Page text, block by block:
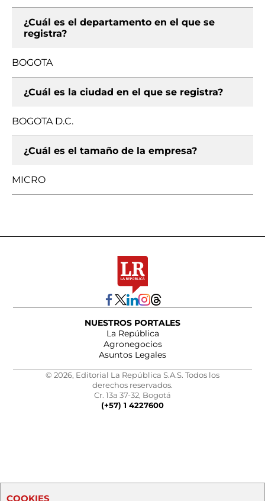
¿Cuál es el departamento en el que se
registra?
BOGOTA
¿Cuál es la ciudad en el que se registra?
BOGOTA D.C.
¿Cuál es el tamaño de la empresa?
MICRO
NUESTROS PORTALES
La República
Agronegocios
Asuntos Legales
© 2026, Editorial La República S.A.S. Todos los
derechos reservados.
Cr. 13a 37-32, Bogotá
(+57) 1 4227600
COOKIES